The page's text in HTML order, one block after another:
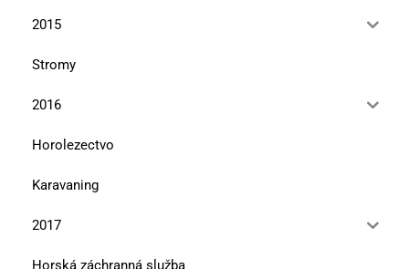
2015
Stromy
2016
Horolezectvo
Karavaning
2017
Horská záchranná služba